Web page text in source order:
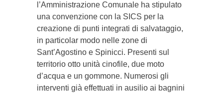
l’Amministrazione Comunale ha stipulato
una convenzione con la SICS per la
creazione di punti integrati di salvataggio,
in particolar modo nelle zone di
Sant’Agostino e Spinicci. Presenti sul
territorio otto unità cinofile, due moto
d’acqua e un gommone. Numerosi gli
interventi già effettuati in ausilio ai bagnini